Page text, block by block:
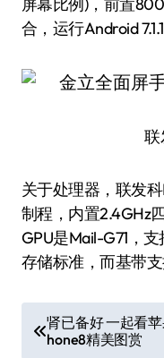
合，运行Android 7.1.1
联
关于处理器，联发
制程，内置2.4GHz
GPU是Mail-G71，
存储标准，而基带支
章
肾已备好 一起看
hone8精美图赏